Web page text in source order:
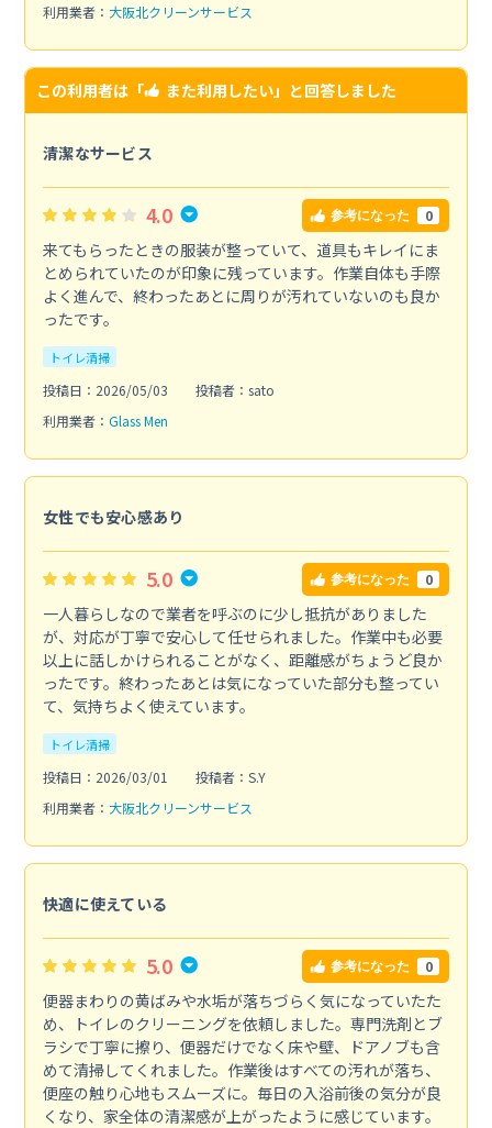
利用業者： 大阪北クリーンサービス
この利用者は「 また利用したい」と回答しました
清潔なサービス
4.0 参考になった 0
来てもらったときの服装が整っていて、道具もキレイにま
とめられていたのが印象に残っています。作業自体も手際
よく進んで、終わったあとに周りが汚れていないのも良か
ったです。
トイレ清掃
投稿日：2026/05/03
投稿者：sato
利用業者： Glass Men
女性でも安心感あり
5.0 参考になった 0
一人暮らしなので業者を呼ぶのに少し抵抗がありました
が、対応が丁寧で安心して任せられました。作業中も必要
以上に話しかけられることがなく、距離感がちょうど良か
ったです。終わったあとは気になっていた部分も整ってい
て、気持ちよく使えています。
トイレ清掃
投稿日：2026/03/01
投稿者：S.Y
利用業者： 大阪北クリーンサービス
快適に使えている
5.0 参考になった 0
便器まわりの黄ばみや水垢が落ちづらく気になっていたた
め、トイレのクリーニングを依頼しました。専門洗剤とブ
ラシで丁寧に擦り、便器だけでなく床や壁、ドアノブも含
めて清掃してくれました。作業後はすべての汚れが落ち、
便座の触り心地もスムーズに。毎日の入浴前後の気分が良
くなり、家全体の清潔感が上がったように感じています。